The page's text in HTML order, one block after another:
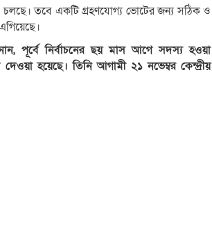
চলছে। তবে একটি গ্রহণযোগ্য ভোটের জন্য সঠিক ও
পূর্বে নির্বাচনের ছয় মাস আগে সদস্য হওয়া
হয়েছে। তিনি আগামী ২১ নভেম্বর কেন্দ্রীয়